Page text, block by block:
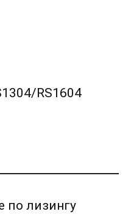
RS1604
по лизингу